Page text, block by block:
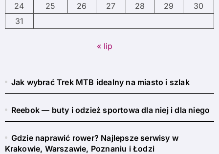
24
25 26 27 28 29
30
31
« lip
Jak wybrać Trek MTB idealny na miasto i szlak
Reebok — buty i odzież sportowa dla niej i dla niego
Gdzie naprawić rower? Najlepsze serwisy w
Krakowie, Warszawie, Poznaniu i Łodzi